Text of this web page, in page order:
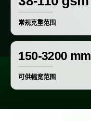
常规克重范围
150-3200 mm
可供幅宽范围